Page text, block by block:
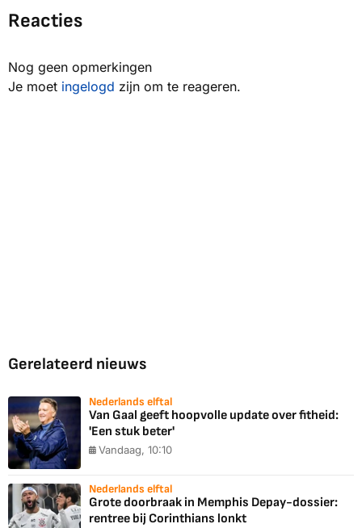
Reacties
Nog geen opmerkingen
Je moet ingelogd zijn om te reageren.
Gerelateerd nieuws
Nederlands elftal
Van Gaal geeft hoopvolle update over fitheid:
'Een stuk beter'
Vandaag, 10:10
Nederlands elftal
Grote doorbraak in Memphis Depay-dossier:
rentree bij Corinthians lonkt